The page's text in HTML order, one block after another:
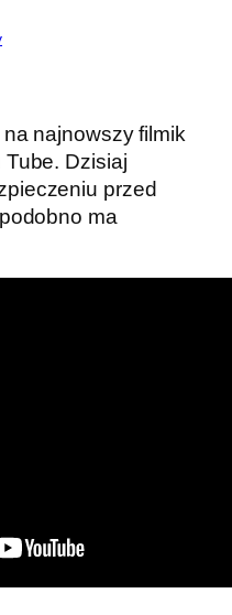
najnowszy filmik
Dzisiaj
przed
ma